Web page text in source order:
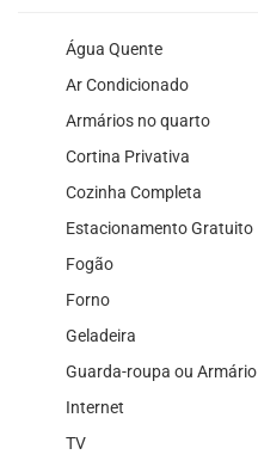
Água Quente
Ar Condicionado
Armários no quarto
Cortina Privativa
Cozinha Completa
Estacionamento Gratuito
Fogão
Forno
Geladeira
Guarda-roupa ou Armário
Internet
TV